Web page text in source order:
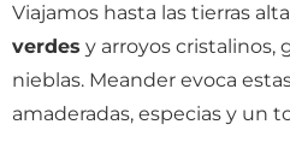
Viajamos hasta las tierras
verdes y arroyos cristalinos,
nieblas. Meander evoca
amaderadas, especias y un